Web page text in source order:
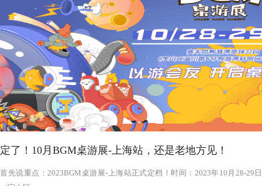
定了！10月BGM桌游展-上海站，还是老地方见！
首先说重点：2023BGM桌游展-上海站正式定档！时间：2023年10月28-29